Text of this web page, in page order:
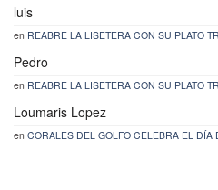
luis
en REABRE LA LISETERA CON SU PLATO
Pedro
en REABRE LA LISETERA CON SU PLATO
Loumaris Lopez
en CORALES DEL GOLFO CELEBRA EL